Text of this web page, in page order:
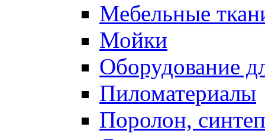
Мебельные
Мойки
Оборудование
Пиломатериалы
Поролон,